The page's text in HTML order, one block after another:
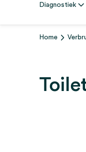
Diagnostiek
Home